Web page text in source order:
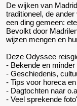
De wijken van
traditioneel, de
een ding gemeen:
Bevolkt door
wijzen mengen en
Deze Odyssee
- Bekende en
- Geschiedenis,
- Tips voor horeca
- Dagtochten naar
- Veel sprekende